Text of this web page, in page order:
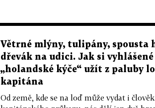
Větrné mlýny, tulipány, spousta
dřevák na udici. Jak si vyhlášené
„holandské kýče“ užít z paluby
kapitána
Od země, kde se na loď může vydat i